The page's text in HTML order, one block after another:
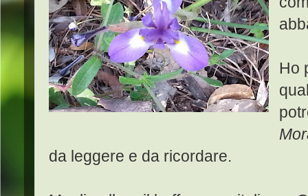
Ho
da leggere e da ricordare.